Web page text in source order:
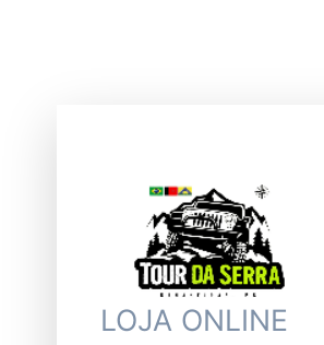
LOJA ONLINE